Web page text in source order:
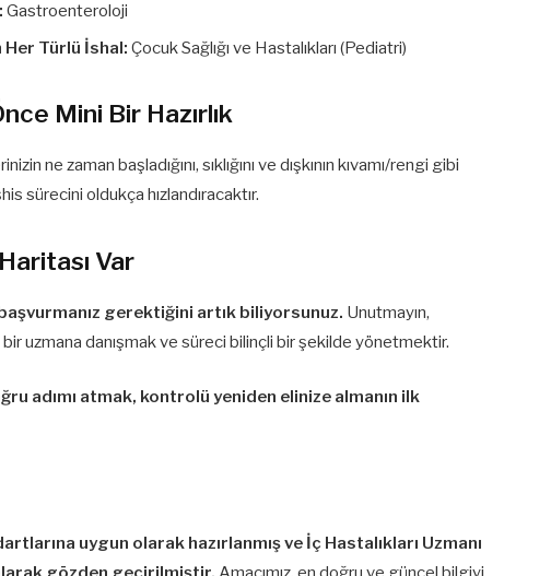
Gastroenteroloji
Türlü İshal: Çocuk Sağlığı ve Hastalıkları (Pediatri)
Mini Bir Hazırlık
ne zaman başladığını, sıklığını ve dışkının kıvamı/rengi gibi
sürecini oldukça hızlandıracaktır.
Var
gerektiğini artık biliyorsunuz. Unutmayın,
bir uzmana danışmak ve süreci bilinçli bir şekilde yönetmektir.
adımı atmak, kontrolü yeniden elinize almanın ilk
uygun olarak hazırlanmış ve İç Hastalıkları Uzmanı